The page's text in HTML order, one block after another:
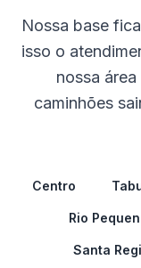
Nossa base
isso o
nossa
caminhões
Centro
Rio
Santa